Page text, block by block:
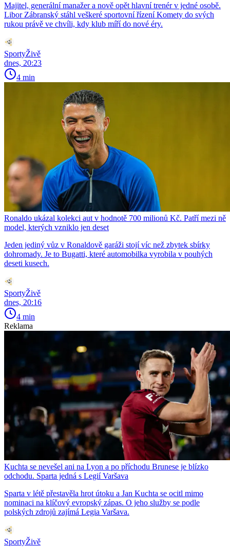
Majitel, generální manažer a nově opět hlavní trenér v jedné osobě.
Libor Zábranský stáhl veškeré sportovní řízení Komety do svých
rukou právě ve chvíli, kdy klub míří do nové éry.
SportyŽivě
dnes, 20:23
4 min
Ronaldo ukázal kolekci aut v hodnotě 700 milionů Kč. Patří mezi ně
model, kterých vzniklo jen deset
Jeden jediný vůz v Ronaldově garáži stojí víc než zbytek sbírky
dohromady. Je to Bugatti, které automobilka vyrobila v pouhých
deseti kusech.
SportyŽivě
dnes, 20:16
4 min
Reklama
Kuchta se nevešel ani na Lyon a po příchodu Brunese je blízko
odchodu. Sparta jedná s Legií Varšava
Sparta v létě přestavěla hrot útoku a Jan Kuchta se ocitl mimo
nominaci na klíčový evropský zápas. O jeho služby se podle
polských zdrojů zajímá Legia Varšava.
SportyŽivě